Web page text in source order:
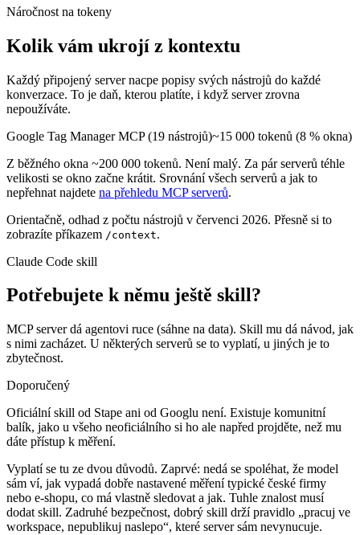
Náročnost na tokeny
Kolik vám ukrojí z kontextu
Každý připojený server nacpe popisy svých nástrojů do každé
konverzace. To je daň, kterou platíte, i když server zrovna
nepoužíváte.
Google Tag ManagerMCP (19 nástrojů)~15 000 tokenů (8 % okna)
Z běžného okna ~200 000 tokenů. Není malý. Za pár serverů téhle
velikosti se okno začne krátit. Srovnání všech serverů a jak to
nepřehnat najdete na přehledu MCP serverů.
Orientačně, odhad z počtu nástrojů v červenci 2026. Přesně si to
zobrazíte příkazem /context.
Claude Code skill
Potřebujete k němu ještě skill?
MCP server dá agentovi ruce (sáhne na data). Skill mu dá návod, jak
s nimi zacházet. U některých serverů se to vyplatí, u jiných je to
zbytečnost.
Doporučený
Oficiální skill od Stape ani od Googlu není. Existuje komunitní
balík, jako u všeho neoficiálního si ho ale napřed projděte, než mu
dáte přístup k měření.
Vyplatí se tu ze dvou důvodů. Zaprvé: nedá se spoléhat, že model
sám ví, jak vypadá dobře nastavené měření typické české firmy
nebo e-shopu, co má vlastně sledovat a jak. Tuhle znalost musí
dodat skill. Zadruhé bezpečnost, dobrý skill drží pravidlo „pracuj ve
workspace, nepublikuj naslepo“, které server sám nevynucuje.